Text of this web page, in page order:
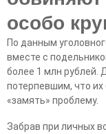
особо
По данным
вместе с
более 1 млн рублей.
потерпевшим, что
«замять» проблему.
Забрав при личных